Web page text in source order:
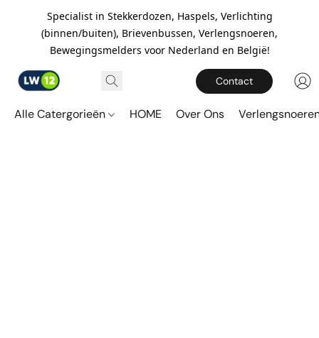
Specialist in Stekkerdozen, Haspels, Verlichting
(binnen/buiten), Brievenbussen, Verlengsnoeren,
Bewegingsmelders voor Nederland en België!
Contact
Alle Catergorieën HOME Over Ons